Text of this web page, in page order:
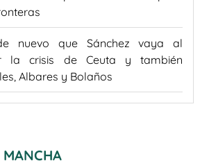
nuevo que Sánchez vaya al
la crisis de Ceuta y también
Albares y Bolaños